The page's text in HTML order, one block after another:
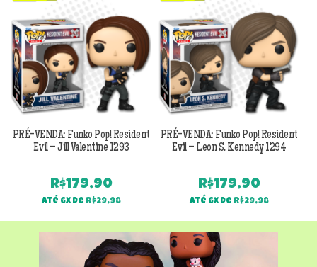
PRÉ-VENDA: Funko Pop! Resident
Evil – Jill Valentine 1293
R$179,90
Até 6x de R$29,98
PRÉ-VENDA: Funko Pop! Resident
Evil – Leon S. Kennedy 1294
R$179,90
Até 6x de R$29,98